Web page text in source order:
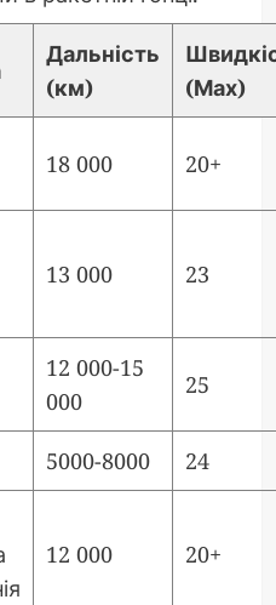
Дальність
(км)
(Мах)
18 000 20+
13 000 23
12 000-15
000
25
5000-8000 24
12 000 20+